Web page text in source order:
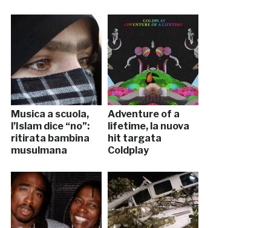
Musica a scuola,
l’Islam dice “no”:
ritirata bambina
musulmana
Adventure of a
lifetime, la nuova
hit targata
Coldplay